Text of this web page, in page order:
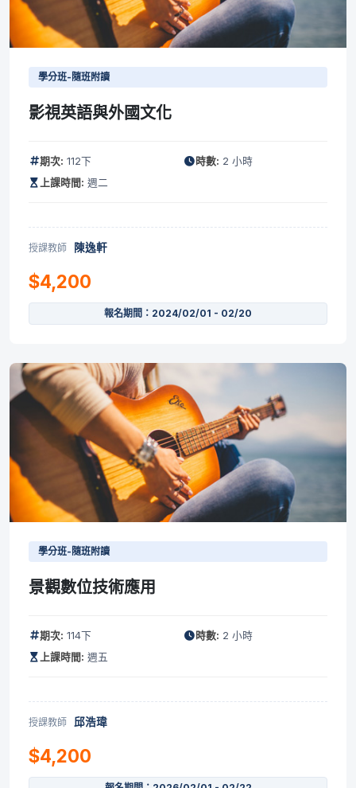
學分班-隨班附讀
影視英語與外國文化
期次: 112下 時數: 2 小時
上課時間: 週二
授課教師 陳逸軒
$4,200
報名期間：2024/02/01 - 02/20
學分班-隨班附讀
景觀數位技術應用
期次: 114下 時數: 2 小時
上課時間: 週五
授課教師 邱浩瑋
$4,200